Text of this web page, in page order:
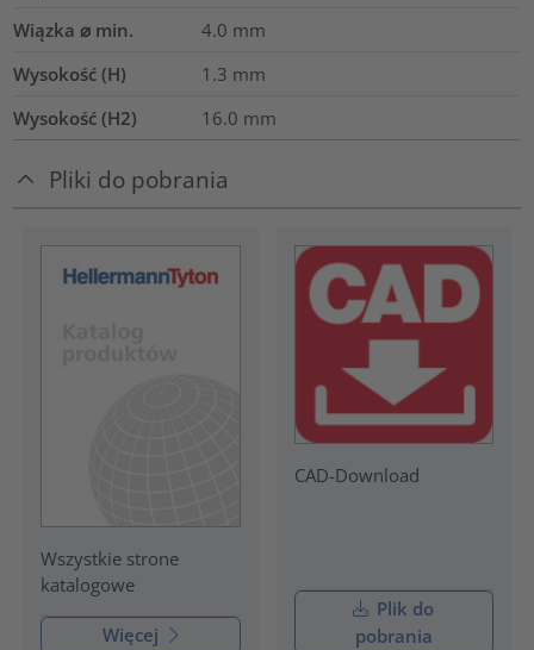
Wiązka ⌀ min.
4.0 mm
Wysokość (H)
1.3 mm
Wysokość (H2)
16.0 mm
Pliki do pobrania
Wszystkie strone
katalogowe
Więcej
CAD-Download
Plik do
pobrania